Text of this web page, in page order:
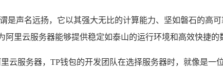
是声名远扬，它以其强大无比的计算能力、坚如磐石的高
里云服务器能够提供稳定如泰山的运行环境和高效快捷
云服务器，TP钱包的开发团队在选择服务器时，就像是